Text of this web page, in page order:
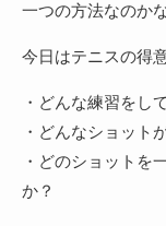
一つの方法なのか
今日はテニスの得
・どんな練習をし
・どんなショット
・どのショットを
か？